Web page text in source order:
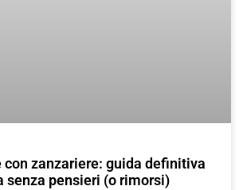
con zanzariere: guida definitiva
senza pensieri (o rimorsi)